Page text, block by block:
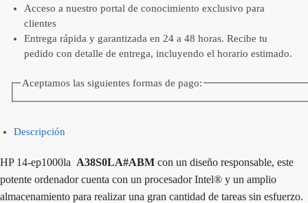
Acceso a nuestro portal de conocimiento exclusivo para
clientes
Entrega rápida y garantizada en 24 a 48 horas. Recibe tu
pedido con detalle de entrega, incluyendo el horario estimado.
Aceptamos las siguientes formas de pago:
Descripción
HP 14-ep1000la A38S0LA#ABM con un diseño responsable, este
potente ordenador cuenta con un procesador Intel® y un amplio
almacenamiento para realizar una gran cantidad de tareas sin esfuerzo.